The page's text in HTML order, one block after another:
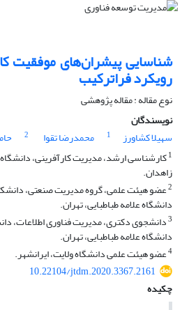
شناسایی پیشران‌های موفقیت
رویکرد فراترکیب
نوع مقاله : مقاله پژوهشی
نویسندگان
سهیلا کشاورز
1 محمدرضا تقوا 2
1کارشناسی ارشد، مدیریت کارآفرینی،
زاهدان.
2عضو هیئت علمی، گروه مدیریت صنعتی،
دانشگاه علامه طباطبایی، تهران.
3دانشجوی دکتری، مدیریت فناوری اطلاعات،
دانشگاه علامه طباطبایی، تهران.
4عضو هیئت علمی دانشگاه ولایت، ایرانشهر.
10.22104/jtdm.2020.3367.2161
چکیده